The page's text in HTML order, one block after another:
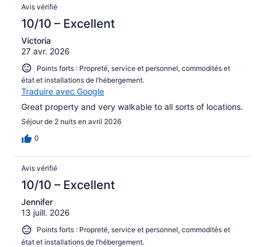
Avis vérifié
10/10 – Excellent
Victoria
27 avr. 2026
Points forts : Propreté, service et personnel, commodités et
état et installations de l’hébergement.
Traduire avec Google
Great property and very walkable to all sorts of locations.
Séjour de 2 nuits en avril 2026
0
Avis vérifié
10/10 – Excellent
Jennifer
13 juill. 2026
Points forts : Propreté, service et personnel, commodités et
état et installations de l’hébergement.